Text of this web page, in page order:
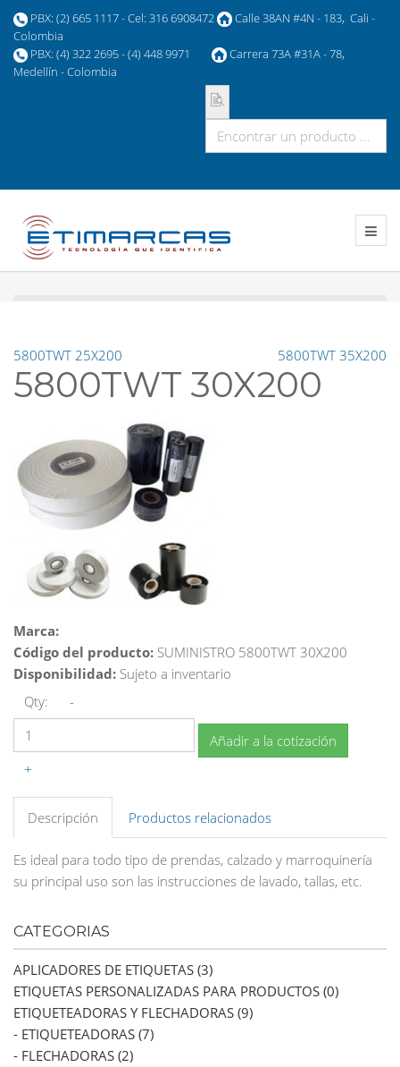
PBX: (2) 665 1117 - Cel: 316 6908472
Calle 38AN #4N - 183, Cali -
Colombia
PBX: (4) 322 2695 - (4) 448 9971
Carrera 73A #31A - 78,
Medellín - Colombia
5800TWT 25X200 5800TWT 35X200
5800TWT 30X200
Marca:
Código del producto: SUMINISTRO 5800TWT 30X200
Disponibilidad: Sujeto a inventario
Qty:
-
+
Añadir a la cotización
Descripción Productos relacionados
Es ideal para todo tipo de prendas, calzado y marroquinería
su principal uso son las instrucciones de lavado, tallas, etc.
CATEGORIAS
APLICADORES DE ETIQUETAS (3)
ETIQUETAS PERSONALIZADAS PARA PRODUCTOS (0)
ETIQUETEADORAS Y FLECHADORAS (9)
- ETIQUETEADORAS (7)
- FLECHADORAS (2)